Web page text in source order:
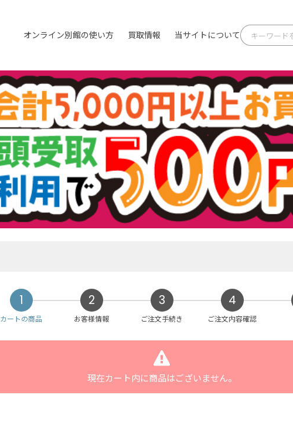
オンライン別館の使い方 買取情報 当サイトについて 最新情報
1
カートの商品
2
お客様情報
3
ご注文手続き
4
ご注文内容確認
現在カート内に商品はございません。